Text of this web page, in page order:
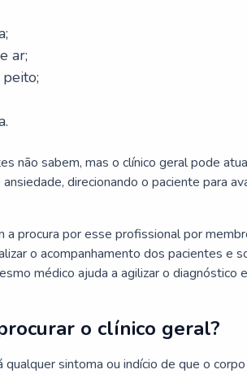
ar;
não sabem, mas o clínico geral pode
direcionando o paciente para
a procura por esse profissional por
o acompanhamento dos pacientes e
médico ajuda a agilizar o diagnóstico
o clínico geral?
qualquer sintoma ou indício de que o